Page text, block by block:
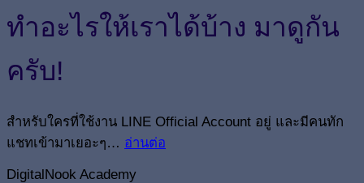
ทำอะไรให้เราได้บ้าง มาดูกัน
ครับ!
สำหรับใครที่ใช้งาน LINE Official Account อยู่ และมีคนทัก
แชทเข้ามาเยอะๆ… อ่านต่อ
DigitalNook Academy